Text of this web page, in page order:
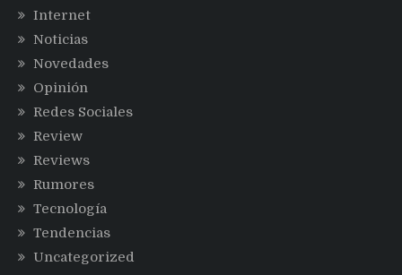
Internet
Noticias
Novedades
Opinión
Redes Sociales
Review
Reviews
Rumores
Tecnología
Tendencias
Uncategorized